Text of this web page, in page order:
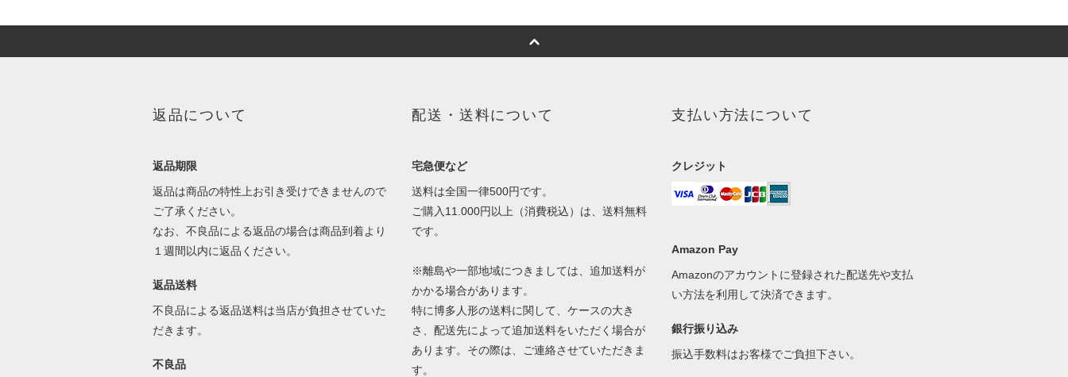
返品について
返品期限
返品は商品の特性上お引き受けできませんので
ご了承ください。
なお、不良品による返品の場合は商品到着より
１週間以内に返品ください。
返品送料
不良品による返品送料は当店が負担させていた
だきます。
不良品
配送・送料について
宅急便など
送料は全国一律500円です。
ご購入11.000円以上（消費税込）は、送料無料
です。
※離島や一部地域につきましては、追加送料が
かかる場合があります。
特に博多人形の送料に関して、ケースの大き
さ、配送先によって追加送料をいただく場合が
あります。その際は、ご連絡させていただきま
す。
支払い方法について
クレジット
Amazon Pay
Amazonのアカウントに登録された配送先や支払
い方法を利用して決済できます。
銀行振り込み
振込手数料はお客様でご負担下さい。